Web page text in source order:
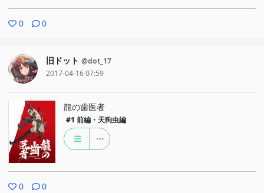
0 0
旧ドット @dot_17
2017-04-16 07:59
龍の歯医者
#1 前編・天狗虫編
0 0